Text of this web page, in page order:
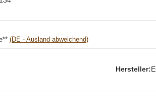
(DE - Ausland abweichend)
Hersteller: